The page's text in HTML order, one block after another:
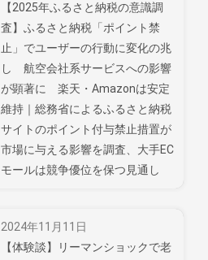
【2025年ふるさと納税の意識調
査】ふるさと納税「ポイント禁
止」でユーザーの行動に変化の兆
し 航空会社系サービスへの影響
が顕著に 楽天・Amazonは安定
維持｜総務省によるふるさと納税
サイトのポイント付与禁止措置が
市場に与える影響を調査、大手EC
モールは競争優位を保つ見通し
2024年11月11日
【体験談】リーマンショックで老